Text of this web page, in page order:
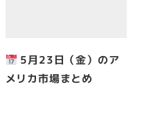
5月23日（金）のア
メリカ市場まとめ